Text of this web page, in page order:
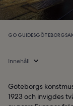
GO GUIDESGÖTEBORG
Innehåll
Göteborgs
1923 och invigdes